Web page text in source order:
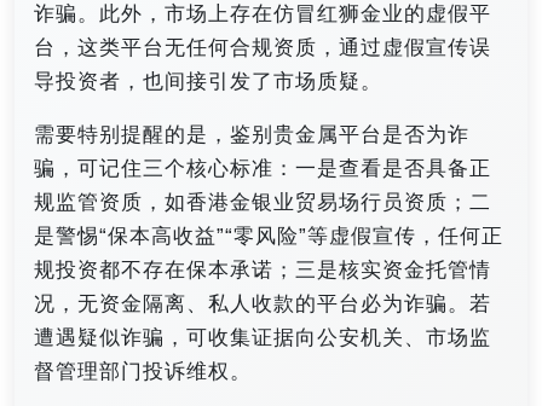
诈骗。此外，市场上存在仿冒红狮金业的虚假平
台，这类平台无任何合规资质，通过虚假宣传误
导投资者，也间接引发了市场质疑。
需要特别提醒的是，鉴别贵金属平台是否为诈
骗，可记住三个核心标准：一是查看是否具备正
规监管资质，如香港金银业贸易场行员资质；二
是警惕“保本高收益”“零风险”等虚假宣传，任何正
规投资都不存在保本承诺；三是核实资金托管情
况，无资金隔离、私人收款的平台必为诈骗。若
遭遇疑似诈骗，可收集证据向公安机关、市场监
督管理部门投诉维权。